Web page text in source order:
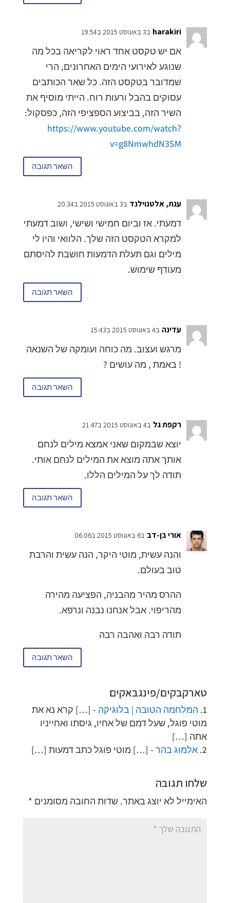
harakiri ב3 באוגוסט 2015 ב19:54
אם יש טקסט אחד ראוי לקריאה בכל מה
שנוגע לאירועי הימים האחרונים, הרי
שמדובר בטקסט הזה. כל שאר הכותבים
עסוקים בהבל ורעות רוח. הייתי מוסיף את
השיר הזה, בביצוע הספציפי הזה, כפסקול:
https://www.youtube.com/watch?
v=g8NmwhdN3SM
השאר תגובה
ענת, אלטנוילנד ב3 באוגוסט 2015 ב20:34
דמעתי. אז וביום חמישי ושישי, ושוב דמעתי
למקרא הטקסט הזה שלך. הלוואי והיו לי
מילים וגם תעלת הדמעות חושבת להיסתם
מעודף שימוש.
השאר תגובה
עדינה ב4 באוגוסט 2015 ב15:43
מרגש ועצוב. מה כוחה ועומקה של השנאה
! באמת , מה עושים ?
השאר תגובה
רקפת גל ב4 באוגוסט 2015 ב21:47
יוצא שבמקום שאני אמצא מילים לנחם
אותך אתה מוצא את המילים לנחם אותי.
תודה לך על המילים הללו.
השאר תגובה
אורי בן-דב ב6 באוגוסט 2015 ב06:06
והנה עשית, מוטי היקר, הנה עשית והרבת
טוב בעולם.
ההרס מהיר מהבניה, הפציעה מהירה
מהריפוי. אבל אנחנו נבנה ונרפא.
תודה רבה ואהבה רבה
השאר תגובה
טארקבקים/פינגבאקים
המלחמה הטובה | בלוגיקה - […] קרא נא את
מוטי פוגל, שעל דמם של אחיו, גיסתו ואחייניו
אתה […]
אלמוג בהר- […] מוטי פוגל כתב דמעות […]
שלחו תגובה
האימייל לא יוצג באתר. שדות החובה מסומנים *